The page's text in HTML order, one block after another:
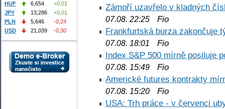
Zámoří uzavřelo v kladných
07.08. 22:25 Fio
Frankfurtská burza zakončuje
07.08. 18:01
Fio
Index S&P 500 mírně posiluje
07.08. 15:49 Fio
Americké futures kontrakty
07.08. 15:20 Fio
USA: Trh práce - v červenci
HUF
6,654
+0,01
JPY
13,286
+0,01
PLN
5,646
-0,24
USD
21,039 -0,30